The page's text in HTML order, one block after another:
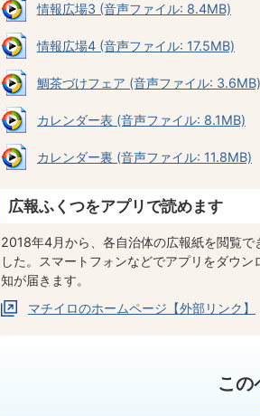
情報広場3 (音声ファイル: 8.4MB)
情報広場4 (音声ファイル: 17.5MB)
鯛茶づけフェア (音声ファイル: 3.6MB)
カレンダー表 (音声ファイル: 8.1MB)
カレンダー裏 (音声ファイル: 11.8MB)
広報ふくつをアプリで読めます
2018年4月から、各自治体の広報紙を閲覧
した。スマートフォンなどでアプリをダウ
知が届きます。
マチイロのホームページ【外部リンク】
この